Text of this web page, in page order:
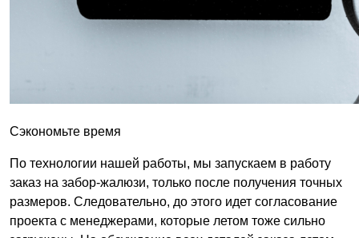
Сэкономьте время
По технологии нашей работы, мы запускаем в работу
заказ на забор-жалюзи, только после получения точных
размеров. Следовательно, до этого идет согласование
проекта с менеджерами, которые летом тоже сильно